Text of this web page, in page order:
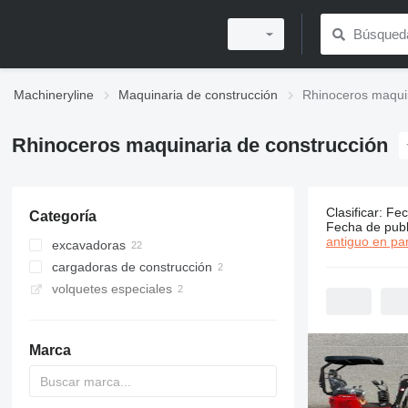
Machineryline Maquinaria de construcción Rhinoceros
Rhinoceros maquinaria de construcción
Categoría
excavadoras
miniexcavadoras
cargadoras de construcción
minicargadoras de cadenas
volquetes especiales
Marca
24
Clasificar:
Fecha de
antiguo en